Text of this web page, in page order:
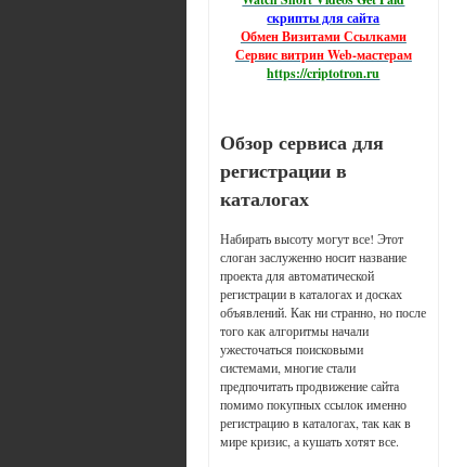
скрипты для сайта
Обмен Визитами Ссылками
Сервис витрин Web-мастерам
https://criptotron.ru
Обзор сервиса для
регистрации в
каталогах
Набирать высоту могут все! Этот
слоган заслуженно носит название
проекта для автоматической
регистрации в каталогах и досках
объявлений. Как ни странно, но после
того как алгоритмы начали
ужесточаться поисковыми
системами, многие стали
предпочитать продвижение сайта
помимо покупных ссылок именно
регистрацию в каталогах, так как в
мире кризис, а кушать хотят все.